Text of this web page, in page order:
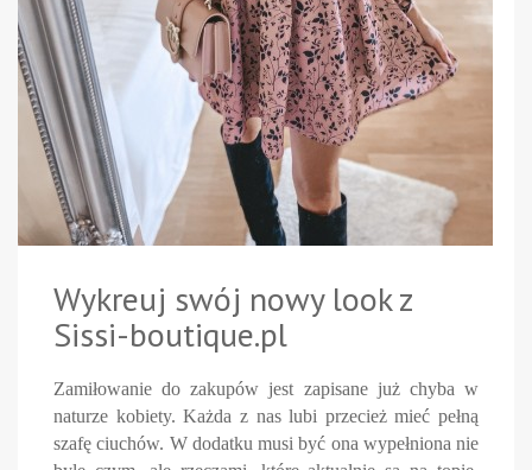
Wykreuj swój nowy look z
Sissi-boutique.pl
Zamiłowanie do zakupów jest zapisane już chyba w
naturze kobiety. Każda z nas lubi przecież mieć pełną
szafę ciuchów. W dodatku musi być ona wypełniona nie